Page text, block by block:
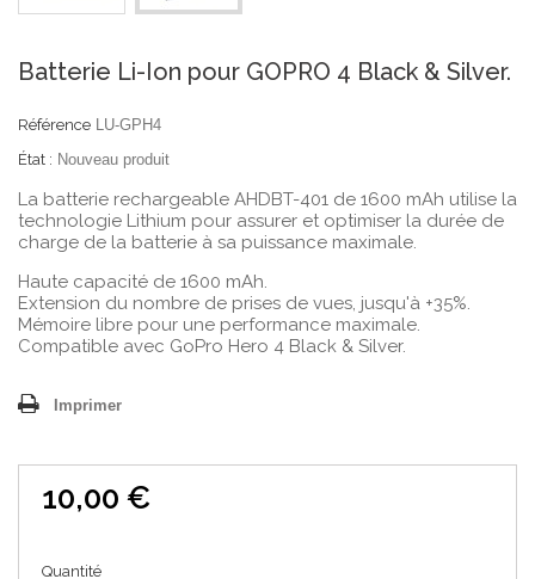
Batterie Li-Ion pour GOPRO 4 Black & Silver.
Référence
LU-GPH4
État : Nouveau produit
La batterie rechargeable AHDBT-401 de 1600 mAh utilise la
technologie Lithium pour assurer et optimiser la durée de
charge de la batterie à sa puissance maximale.
Haute capacité de 1600 mAh.
Extension du nombre de prises de vues, jusqu'à +35%.
Mémoire libre pour une performance maximale.
Compatible avec GoPro Hero 4 Black & Silver.
Imprimer
10,00 €
Quantité